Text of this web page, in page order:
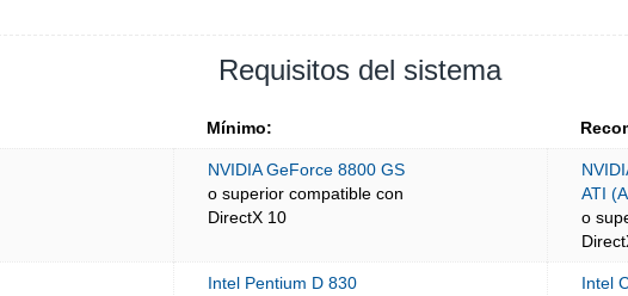
Requisitos del sistema
Mínimo:
NVIDIA GeForce 8800 GS
o superior compatible con
DirectX 10
ATI
o
Intel Pentium D 830
Intel